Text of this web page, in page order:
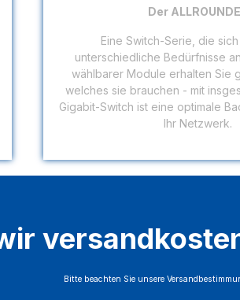
Der
Eine Switch-Serie, die
unterschiedliche Bedürfnisse
wählbarer Module erhalten Sie
welches sie brauchen - mit
Gigabit-Switch ist eine optimale
Ihr Netzwerk.
Bitte beachten Sie unsere